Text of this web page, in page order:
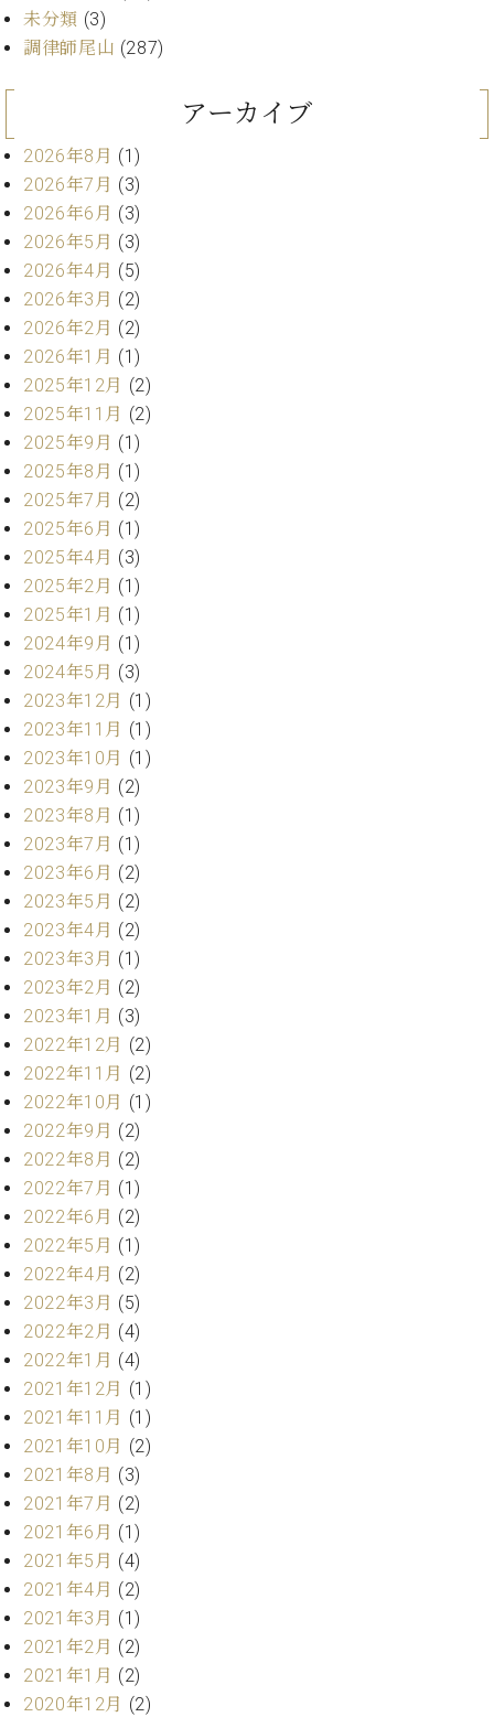
ト
ピ
ア
ベ
ヒ
シ
タ
イ
ン
レ
ジ
デ
ン
ス
ア
ッ
プ
ラ
ト
ピ
ア
ノ
C.
ベ
ヒ
シ
ュ
タ
イ
ン
ア
カ
デ
ミ
ー
W.
ホ
フ
マ
ン
プ
ロ
フ
ェ
ッ
シ
ョ
ナ
ル
W.
ホ
フ
マ
ン
ト
ラ
デ
ィ
シ
ョ
ン
ジオ
レン
ジオ
空き
状況
動
収
録
サ
ー
ビ
楽
教
室
ピ
ア
の
コ
ン
シ
ェ
ュ
ア
ク
セ
ス
トラ
ム東
京の
ご案
内
(PDF)
問
い
合
わ
せ
本
社
：
八
王
・
技
術
業
セ
ン
タ
ー
タ
ッ
フ
未分類 (3)
調律師尾山 (287)
アーカイブ
2026年8月 (1)
2026年7月 (3)
2026年6月 (3)
2026年5月 (3)
2026年4月 (5)
2026年3月 (2)
2026年2月 (2)
2026年1月 (1)
2025年12月 (2)
2025年11月 (2)
2025年9月 (1)
2025年8月 (1)
2025年7月 (2)
2025年6月 (1)
2025年4月 (3)
2025年2月 (1)
2025年1月 (1)
2024年9月 (1)
2024年5月 (3)
2023年12月 (1)
2023年11月 (1)
2023年10月 (1)
2023年9月 (2)
2023年8月 (1)
2023年7月 (1)
2023年6月 (2)
2023年5月 (2)
2023年4月 (2)
2023年3月 (1)
2023年2月 (2)
2023年1月 (3)
2022年12月 (2)
2022年11月 (2)
2022年10月 (1)
2022年9月 (2)
2022年8月 (2)
2022年7月 (1)
2022年6月 (2)
2022年5月 (1)
2022年4月 (2)
2022年3月 (5)
2022年2月 (4)
2022年1月 (4)
2021年12月 (1)
2021年11月 (1)
2021年10月 (2)
2021年8月 (3)
2021年7月 (2)
2021年6月 (1)
2021年5月 (4)
2021年4月 (2)
2021年3月 (1)
2021年2月 (2)
2021年1月 (2)
2020年12月 (2)